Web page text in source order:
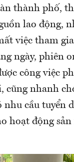
thành phố,
lao động,
việc tham
ngày, phiên
công việc
cũng nhanh
nhu cầu tuyển
hoạt động